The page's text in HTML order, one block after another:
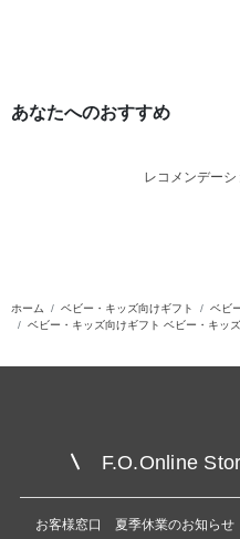
あなたへのおすすめ
レコメンデー
ホーム ベビー・キッズ向けギフト
ベビ
ベビー・キッズ向けギフト ベビー・キッ
F.O.Online
お客様窓口 夏季休業のお知らせ